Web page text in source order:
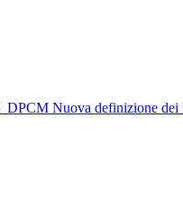
Nuova definizione dei